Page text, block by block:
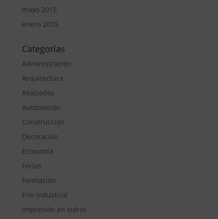
mayo 2015
enero 2015
Categorías
Administración
Arquitectura
Asociados
Automoción
Construcción
Decoración
Economía
Ferias
Formación
Frío Industrial
Impresión en vidrio